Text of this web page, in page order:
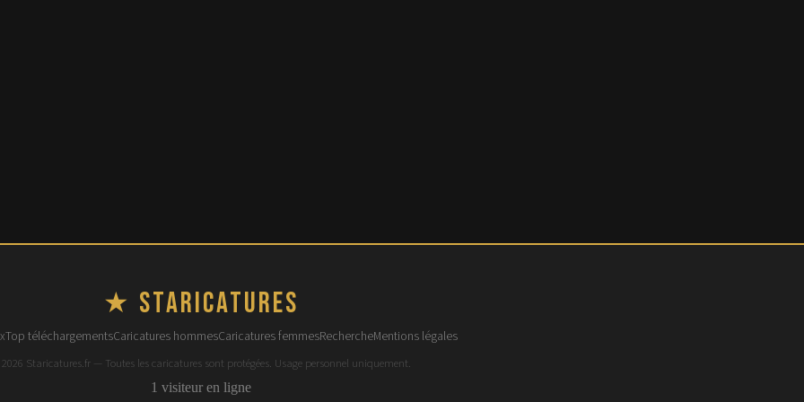
★ Staricatures
Top téléchargementsCaricatures hommesCaricatures femmesRechercheMentions légales
Staricatures.fr — Toutes les caricatures sont protégées. Usage personnel uniquement.